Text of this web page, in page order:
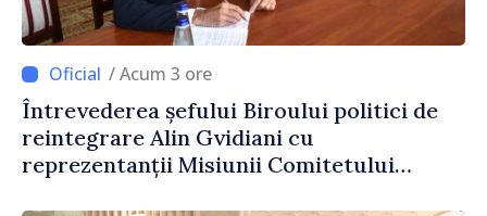
/ Acum 3 ore
Întrevederea șefului Biroului politici de
reintegrare Alin Gvidiani cu
reprezentanții Misiunii Comitetului